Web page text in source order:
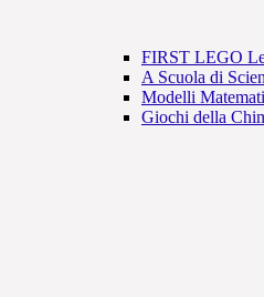
FIRST LEGO
A Scuola di
Modelli
Giochi della